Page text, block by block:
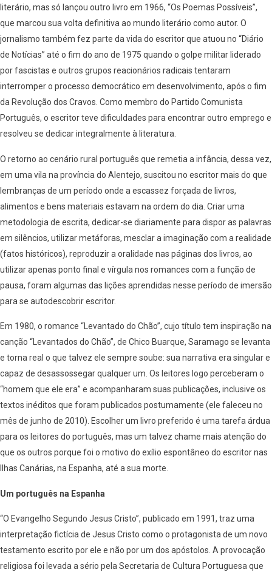
literário, mas só lançou outro livro em 1966, “Os Poemas Possíveis”,
que marcou sua volta definitiva ao mundo literário como autor. O
jornalismo também fez parte da vida do escritor que atuou no “Diário
de Notícias” até o fim do ano de 1975 quando o golpe militar liderado
por fascistas e outros grupos reacionários radicais tentaram
interromper o processo democrático em desenvolvimento, após o fim
da Revolução dos Cravos. Como membro do Partido Comunista
Português, o escritor teve dificuldades para encontrar outro emprego e
resolveu se dedicar integralmente à literatura.
O retorno ao cenário rural português que remetia a infância, dessa vez,
em uma vila na província do Alentejo, suscitou no escritor mais do que
lembranças de um período onde a escassez forçada de livros,
alimentos e bens materiais estavam na ordem do dia. Criar uma
metodologia de escrita, dedicar-se diariamente para dispor as palavras
em silêncios, utilizar metáforas, mesclar a imaginação com a realidade
(fatos históricos), reproduzir a oralidade nas páginas dos livros, ao
utilizar apenas ponto final e vírgula nos romances com a função de
pausa, foram algumas das lições aprendidas nesse período de imersão
para se autodescobrir escritor.
Em 1980, o romance “Levantado do Chão”, cujo título tem inspiração na
canção “Levantados do Chão”, de Chico Buarque, Saramago se levanta
e torna real o que talvez ele sempre soube: sua narrativa era singular e
capaz de desassossegar qualquer um. Os leitores logo perceberam o
“homem que ele era” e acompanharam suas publicações, inclusive os
textos inéditos que foram publicados postumamente (ele faleceu no
mês de junho de 2010). Escolher um livro preferido é uma tarefa árdua
para os leitores do português, mas um talvez chame mais atenção do
que os outros porque foi o motivo do exílio espontâneo do escritor nas
Ilhas Canárias, na Espanha, até a sua morte.
Um português na Espanha
“O Evangelho Segundo Jesus Cristo”, publicado em 1991, traz uma
interpretação fictícia de Jesus Cristo como o protagonista de um novo
testamento escrito por ele e não por um dos apóstolos. A provocação
religiosa foi levada a sério pela Secretaria de Cultura Portuguesa que